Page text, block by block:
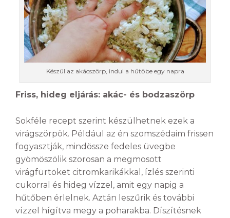
Készül az akácszörp, indul a hűtőbe egy napra
Friss, hideg eljárás: akác- és bodzaszörp
Sokféle recept szerint készülhetnek ezek a
virágszörpök. Például az én szomszédaim frissen
fogyasztják, mindössze fedeles üvegbe
gyömöszölik szorosan a megmosott
virágfürtöket citromkarikákkal, ízlés szerinti
cukorral és hideg vízzel, amit egy napig a
hűtőben érlelnek. Aztán leszűrik és további
vízzel hígítva megy a poharakba. Díszítésnek